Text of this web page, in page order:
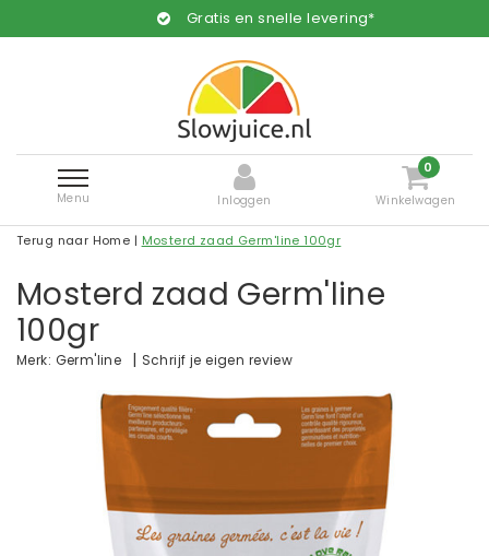
Gratis en snelle levering*
Menu Inloggen
0
Winkelwagen
Terug naar Home | Mosterd zaad Germ'line 100gr
Mosterd zaad Germ'line
100gr
Merk: Germ'line | Schrijf je eigen review